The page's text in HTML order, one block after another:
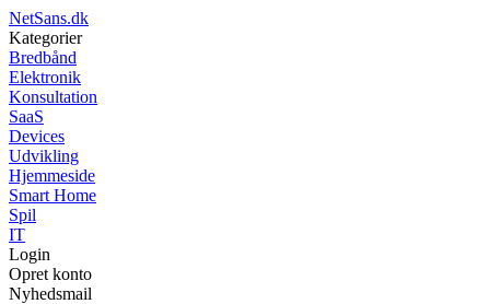
NetSans.dk
Kategorier
Bredbånd
Elektronik
Konsultation
SaaS
Devices
Udvikling
Hjemmeside
Smart Home
Spil
IT
Login
Opret konto
Nyhedsmail